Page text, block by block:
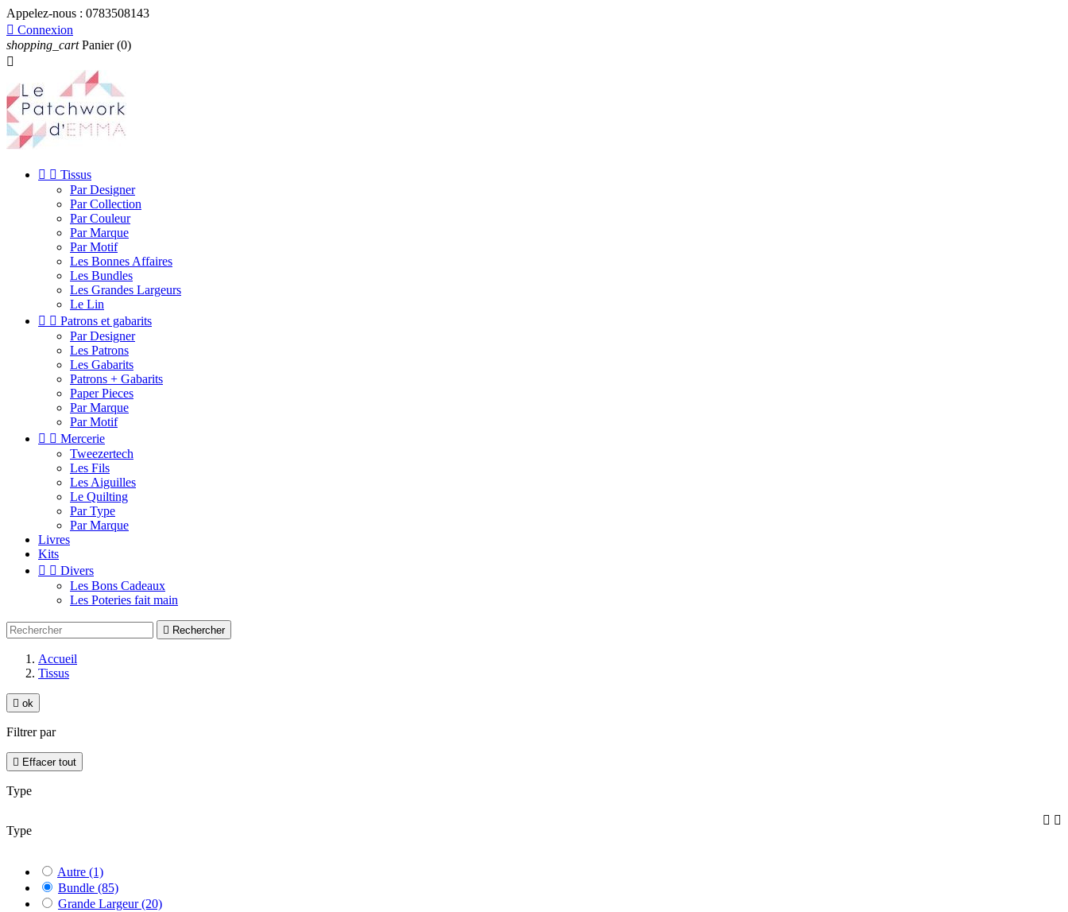
Appelez-nous : 0783508143
 Connexion
shopping_cart Panier (0)

  Tissus
Par Designer
Par Collection
Par Couleur
Par Marque
Par Motif
Les Bonnes Affaires
Les Bundles
Les Grandes Largeurs
Le Lin
  Patrons et gabarits
Par Designer
Les Patrons
Les Gabarits
Patrons + Gabarits
Paper Pieces
Par Marque
Par Motif
  Mercerie
Tweezertech
Les Fils
Les Aiguilles
Le Quilting
Par Type
Par Marque
Livres
Kits
  Divers
Les Bons Cadeaux
Les Poteries fait main
 Rechercher
Accueil
Tissus
 ok
Filtrer par
 Effacer tout
Type
Type
 
Autre (1)
Bundle (85)
Grande Largeur(20)